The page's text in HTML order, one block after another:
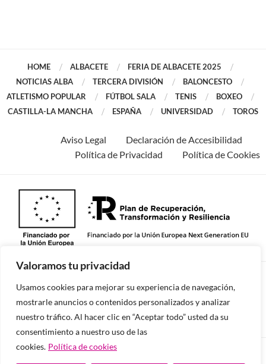
Valoramos tu privacidad
Usamos cookies para mejorar su experiencia de navegación,
mostrarle anuncios o contenidos personalizados y analizar
nuestro tráfico. Al hacer clic en “Aceptar todo” usted da su
consentimiento a nuestro uso de las
cookies. Política de cookies
HOME ALBACETE
FERIA DE ALBACETE 2025
NOTICIAS ALBA
TERCERA DIVISIÓN
BALONCESTO
ATLETISMO POPULAR
FÚTBOL SALA TENIS
BOXEO
CASTILLA-LA MANCHA
ESPAÑA UNIVERSIDAD TOROS
Aviso Legal
Declaración de Accesibilidad
Política de Privacidad
Política de Cookies
Diseñado y desarrollado por tu equipo Imedia